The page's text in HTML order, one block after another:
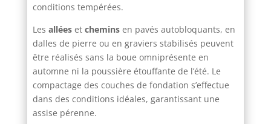
conditions tempérées.
Les alléeset cheminsen pavés autobloquants, en
dalles de pierre ou en graviers stabilisés peuvent
être réalisés sans la boue omniprésente en
automne ni la poussière étouffante de l’été. Le
compactage des couches de fondation s’effectue
dans des conditions idéales, garantissant une
assise pérenne.